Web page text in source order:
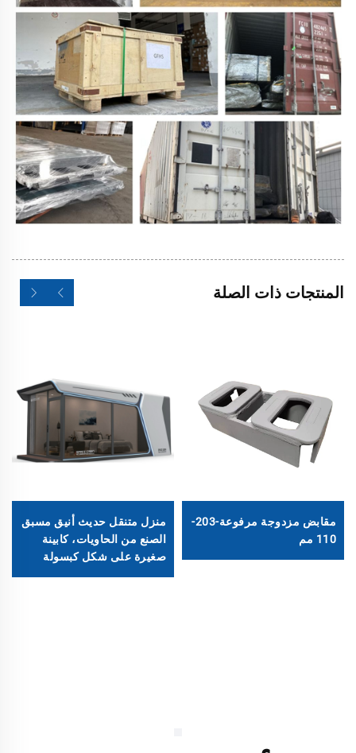
المنتجات ذات الصلة
مقابض مزدوجة مرفوعة-203-
110 مم
منزل متنقل حديث أنيق مسبق
الصنع من الحاويات، كابينة
صغيرة على شكل كبسولة